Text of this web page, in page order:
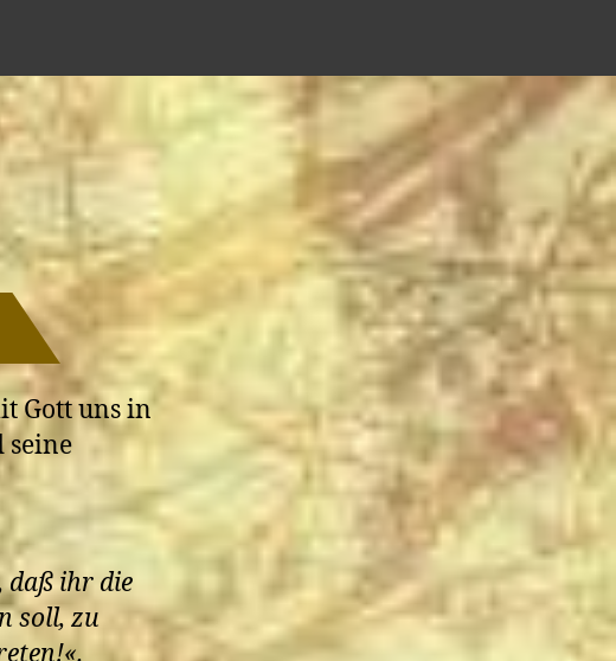
Gott uns in
seine
daß ihr die
soll, zu